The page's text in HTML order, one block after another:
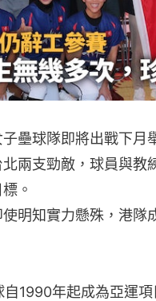
壘球隊即將出戰下月
北兩支勁敵，球員與教
。
明知實力懸殊，港隊
自1990年起成為亞運